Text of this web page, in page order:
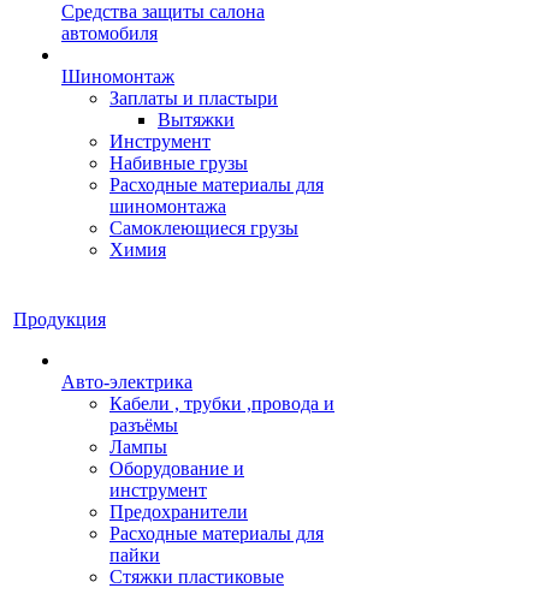
Средства защиты салона
автомобиля
Шиномонтаж
Заплаты и пластыри
Вытяжки
Инструмент
Набивные грузы
Расходные материалы для
шиномонтажа
Самоклеющиеся грузы
Химия
Продукция
Авто-электрика
Кабели , трубки ,провода и
разъёмы
Лампы
Оборудование и
инструмент
Предохранители
Расходные материалы для
пайки
Стяжки пластиковые